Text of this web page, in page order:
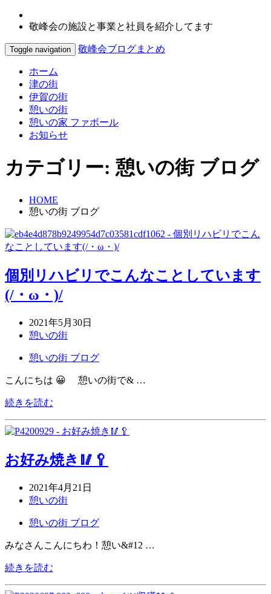
敬峰会の施設と事業と社員を紹介してます
Toggle navigation 敬峰会ブログまとめ
ホーム
津の街
伊賀の街
憩いの街
憩いの家 ファボール
お知らせ
カテゴリー: 憩いの街 ブログ
HOME
憩いの街 ブログ
個別リハビリでこんなことしています
(/・ω・)/
2021年5月30日
憩いの街
憩いの街 ブログ
こんにちは 😀 憩いの街で& …
続きを読む
お好み焼き🥢🥄
2021年4月21日
憩いの街
憩いの街 ブログ
みなさんこんにちわ！憩い&#12 …
続きを読む